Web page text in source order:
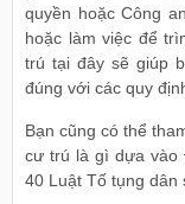
quyền hoặc Công
hoặc làm việc để
trú tại đây sẽ giúp
đúng với các quy
Bạn cũng có thể
cư trú là gì dựa vào
40 Luật Tố tụng dân